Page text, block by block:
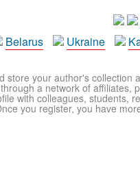
Belarus Ukraine
store your author's collection
a network of affiliates,
with colleagues, students,
you register, you have